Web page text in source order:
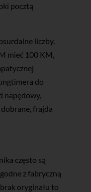
pocztą
liczby.
mieć 100 KM,
do
napędowy,
frajda
często są
z fabryczną
oryginału to